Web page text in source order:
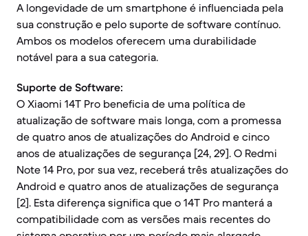
A longevidade de um smartphone é influenciada pela
sua construção e pelo suporte de software contínuo.
Ambos os modelos oferecem uma durabilidade
notável para a sua categoria.
Suporte de Software:
O Xiaomi 14T Pro beneficia de uma política de
atualização de software mais longa, com a promessa
de quatro anos de atualizações do Android e cinco
anos de atualizações de segurança [24, 29]. O Redmi
Note 14 Pro, por sua vez, receberá três atualizações do
Android e quatro anos de atualizações de segurança
[2]. Esta diferença significa que o 14T Pro manterá a
compatibilidade com as versões mais recentes do